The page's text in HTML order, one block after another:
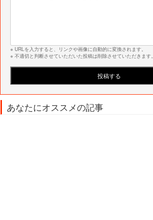
※ URLを入力すると、リンクや画像に自動的に変換されます。
※ 不適切と判断させていただいた投稿は削除させていただきます。
あなたにオススメの記事